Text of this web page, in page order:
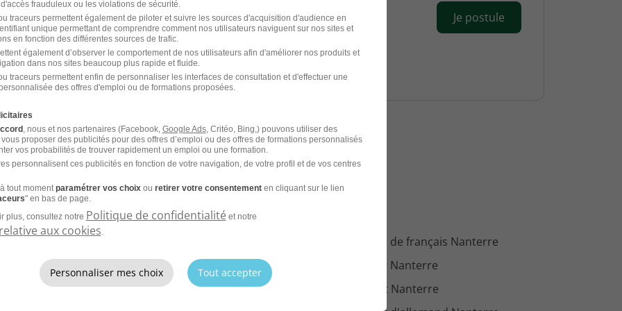
pour Cours Particuliers H/F
CDD
Anacours
2025
Je postule
par métier à Nanterre dans
Emploi Professeur de français Nanterre
Emploi Professeur d'anglais Nanterre
Emploi Professeur Nanterre
Emploi Professeur de guitare Nanterre
Emploi Enseignant Nanterre
d'accès frauduleux ou les violations de sécurité.
traceurs permettent également de piloter et suivre les sources d'acquisition d'audience en
unique permettant de comprendre comment nos utilisateurs naviguent sur nos sites et
en fonction des différentes sources de trafic.
également d’observer le comportement de nos utilisateurs afin d'améliorer nos produits et
dans nos sites beaucoup plus rapide et fluide.
traceurs permettent enfin de personnaliser les interfaces de consultation et d'effectuer une
des offres d'emploi ou de formations proposées.
, nous et nos partenaires (Facebook, Google Ads, Critéo, Bing,) pouvons utiliser des
proposer des publicités pour des offres d’emploi ou des offres de formations personnalisés
vos probabilités de trouver rapidement un emploi ou une formation.
personnalisent ces publicités en fonction de votre navigation, de votre profil et de vos centres
tout momentparamétrer vos choixou retirer votre consentementen cliquant sur le lien
" en bas de page.
plus, consultez notre Politique de confidentialité et notre
aux cookies.
Personnaliser mes choix Tout accepter